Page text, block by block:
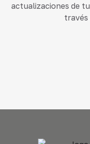
actualizaciones de
través